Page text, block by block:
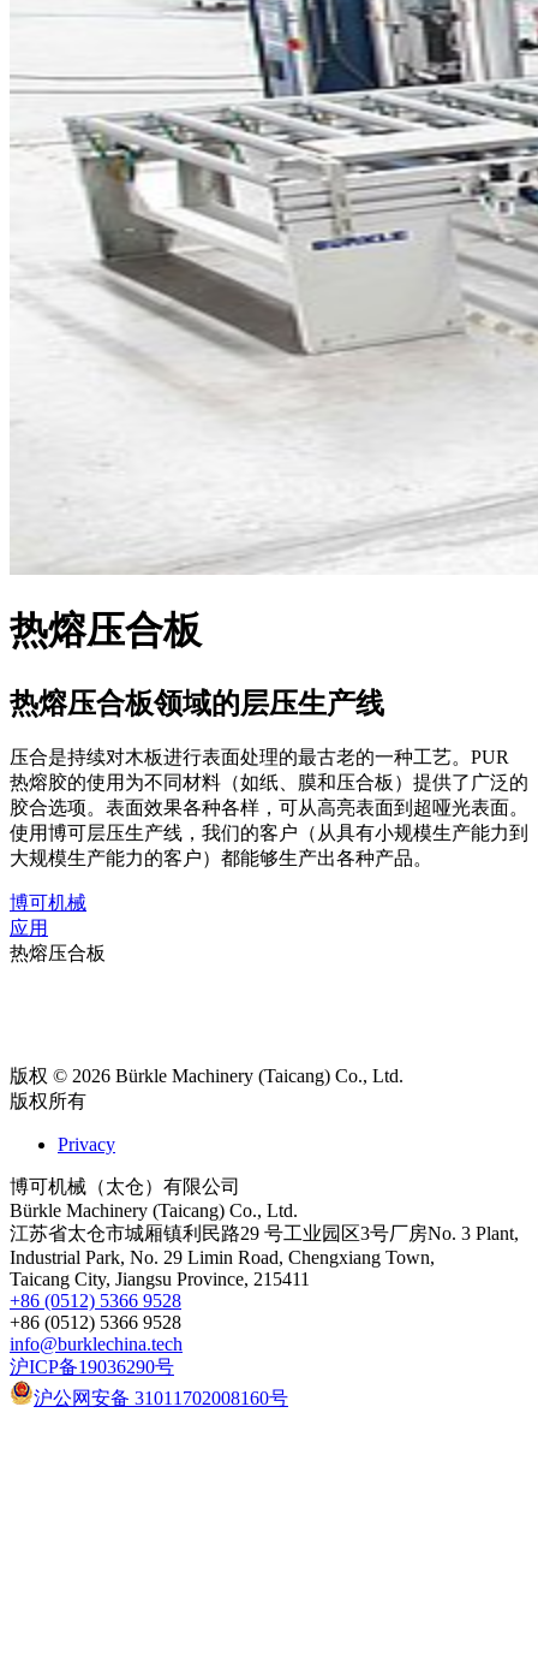
热熔压合板
热熔压合板领域的层压生产线
压合是持续对木板进行表面处理的最古老的一种工艺。PUR
热熔胶的使用为不同材料（如纸、膜和压合板）提供了广泛的
胶合选项。表面效果各种各样，可从高亮表面到超哑光表面。
使用博可层压生产线，我们的客户（从具有小规模生产能力到
大规模生产能力的客户）都能够生产出各种产品。
博可机械
应用
热熔压合板
版权 © 2026 Bürkle Machinery (Taicang) Co., Ltd.
版权所有
Privacy
博可机械（太仓）有限公司
Bürkle Machinery (Taicang) Co., Ltd.
江苏省太仓市城厢镇利民路29 号工业园区3号厂房No. 3 Plant,
Industrial Park, No. 29 Limin Road, Chengxiang Town,
Taicang City, Jiangsu Province, 215411
+86 (0512) 5366 9528
+86 (0512) 5366 9528
info@burklechina.tech
沪ICP备19036290号
沪公网安备 31011702008160号